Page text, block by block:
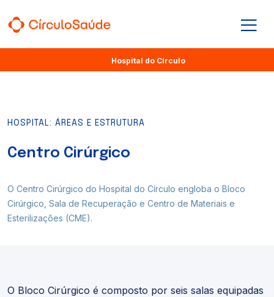
Hospital do Círculo
Onde Estamos
Guia Médico
HOSPITAL: ÁREAS E ESTRUTURA
Centro Cirúrgico
O Centro Cirúrgico do Hospital do Círculo engloba o Bloco
Cirúrgico, Sala de Recuperação e Centro de Materiais e
Esterilizações (CME).
O Bloco Cirúrgico é composto por seis salas equipadas
Seja um cliente
Planos de Saúde
Planos de Saúde